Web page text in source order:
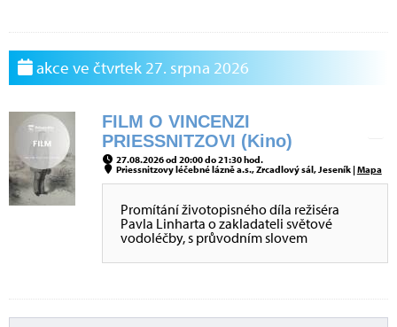
akce ve čtvrtek 27. srpna 2026
FILM O VINCENZI
PRIESSNITZOVI (Kino)
27.08.2026 od 20:00 do 21:30 hod.
Priessnitzovy léčebné lázně a.s., Zrcadlový sál, Jeseník |Mapa
Promítání životopisného díla režiséra
Pavla Linharta o zakladateli světové
vodoléčby, s průvodním slovem